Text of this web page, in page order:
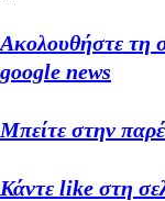
Ακολουθήστε τη
google news
Μπείτε στην
Κάντε like στη